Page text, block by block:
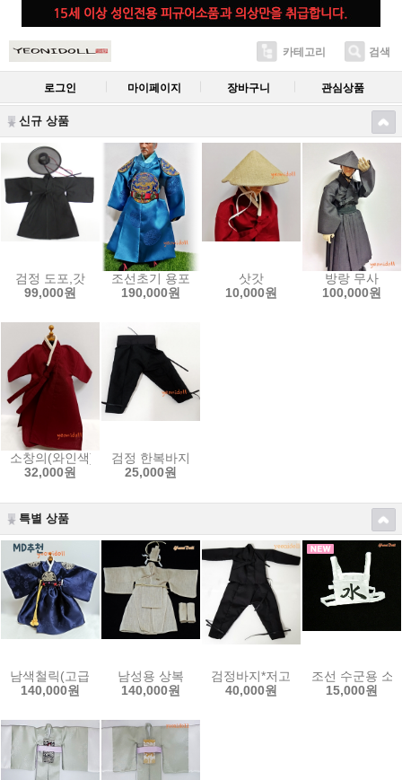
카테고리 검색
로그인 마이페이지 장바구니 관심상품
신규 상품
검정 도포,갓
99,000원
조선초기 용포
190,000원
삿갓
10,000원
방랑 무사
100,000원
소창의(와인색)
32,000원
검정 한복바지
25,000원
특별 상품
남색철릭(고급형 넓은소매)
140,000원
남성용 상복
140,000원
검정바지*저고리
40,000원
조선 수군용 소
15,000원